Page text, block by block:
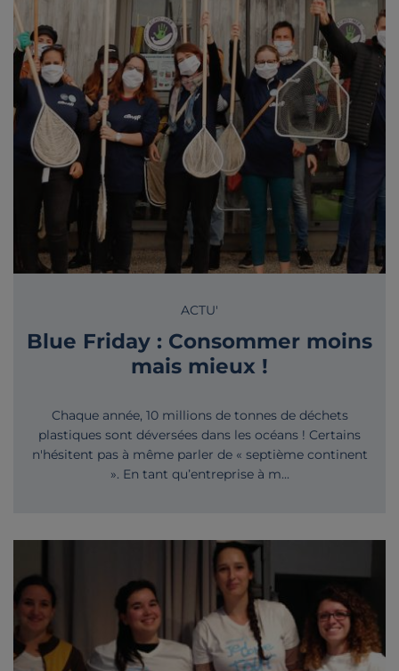
ACTU'
Blue Friday : Consommer moins
mais mieux !
Chaque année, 10 millions de tonnes de déchets
plastiques sont déversées dans les océans ! Certains
n'hésitent pas à même parler de « septième continent
». En tant qu’entreprise à m...